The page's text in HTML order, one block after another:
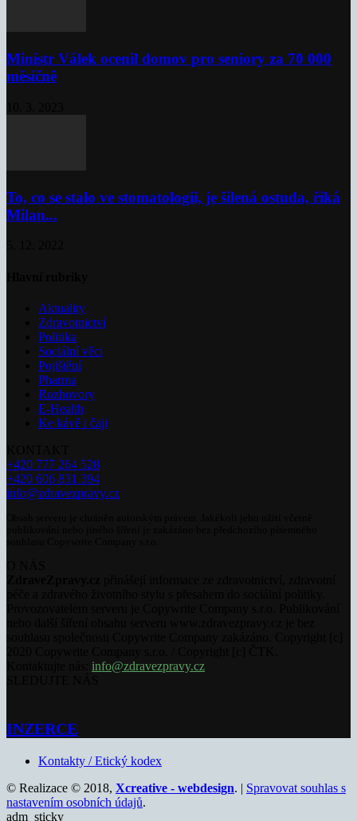
Ministr Válek ocenil domov pro seniory za 70 000
měsíčně
To, co se stalo ve stomatologii, je šílená ostuda, říká
Milan...
Aktuality
Zdravotnictví
Politika
Sociální věci
Pojištění
Pharma
Rozhovory
E-Health
Ke kávě i čaji
+420 777 264 528
+420 606 831 394
info@zdravezpravy.cz
info@zdravezpravy.cz
INZERCE
Kontakty / Etický kodex
© Realizace © 2018, Xcreative - webdesign. | Spravovat souhlas s
nastavením osobních údajů.
adm_sticky